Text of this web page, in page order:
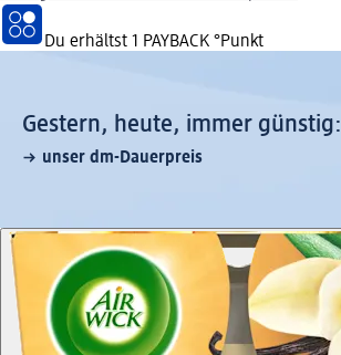
Du erhältst 1 PAYBACK °Punkt
Gestern, heute, immer günstig:
unser dm-Dauerpreis